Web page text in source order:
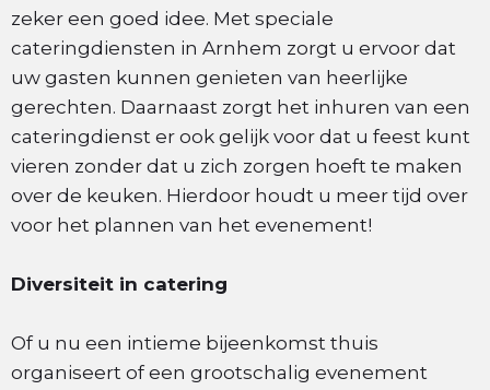
zeker een goed idee. Met speciale
cateringdiensten in Arnhem zorgt u ervoor dat
uw gasten kunnen genieten van heerlijke
gerechten. Daarnaast zorgt het inhuren van een
cateringdienst er ook gelijk voor dat u feest kunt
vieren zonder dat u zich zorgen hoeft te maken
over de keuken. Hierdoor houdt u meer tijd over
voor het plannen van het evenement!
Diversiteit in catering
Of u nu een intieme bijeenkomst thuis
organiseert of een grootschalig evenement